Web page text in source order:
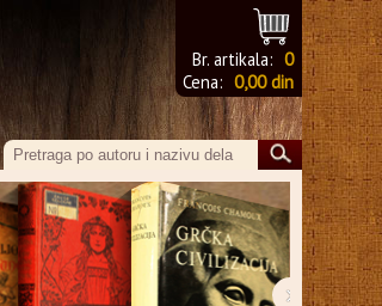
Br. artikala: 0
Cena: 0,00 din
›